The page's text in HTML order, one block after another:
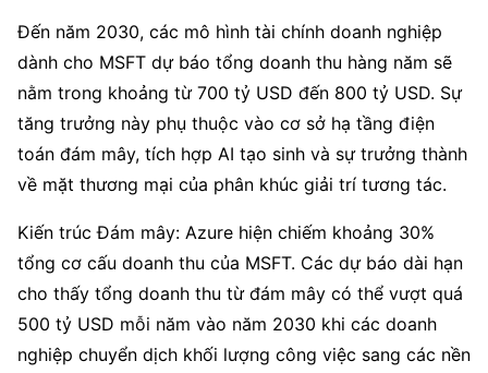
Đến năm 2030, các mô hình tài chính doanh nghiệp
dành cho MSFT dự báo tổng doanh thu hàng năm sẽ
nằm trong khoảng từ 700 tỷ USD đến 800 tỷ USD. Sự
tăng trưởng này phụ thuộc vào cơ sở hạ tầng điện
toán đám mây, tích hợp AI tạo sinh và sự trưởng thành
về mặt thương mại của phân khúc giải trí tương tác.
Kiến trúc Đám mây: Azure hiện chiếm khoảng 30%
tổng cơ cấu doanh thu của MSFT. Các dự báo dài hạn
cho thấy tổng doanh thu từ đám mây có thể vượt quá
500 tỷ USD mỗi năm vào năm 2030 khi các doanh
nghiệp chuyển dịch khối lượng công việc sang các nền